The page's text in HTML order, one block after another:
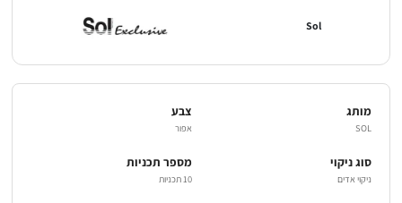
Sol
מותג
SOL
צבע
אפור
סוג ניקוי
ניקוי אדים
מספר תכניות
10 תכניות